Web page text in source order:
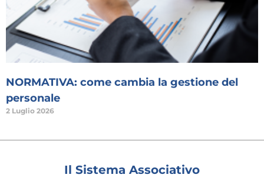
NORMATIVA: come cambia la gestione del
personale
2 Luglio 2026
Il Sistema Associativo